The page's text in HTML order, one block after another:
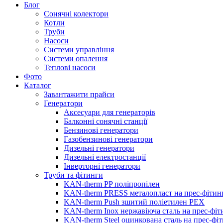
Блог
Сонячні колектори
Котли
Труби
Насоси
Системи управління
Системи опалення
Теплові насоси
Фото
Каталог
Завантажити прайси
Генератори
Аксесуари для генераторів
Балконні сонячні станції
Бензинові генератори
Газобензинові генератори
Дизельні генератори
Дизельні електростанції
Інверторні генератори
Труби та фітинги
KAN-therm PP поліпропілен
KAN-therm PRESS металопласт на прес-
KAN-therm Push зшитий поліетилен PEX
KAN-therm Inox нержавіюча сталь на прес-
KAN-therm Steel оцинкована сталь на прес-